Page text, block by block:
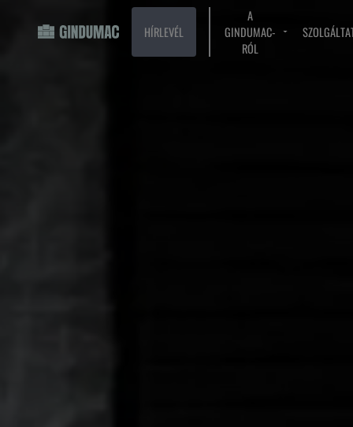
HÍRLEVÉL
A
GINDUMAC-
RÓL